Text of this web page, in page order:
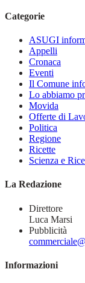
Categorie
ASUGI
Appelli
Cronaca
Eventi
Il Comune
Lo abbiamo
Movida
Offerte di
Politica
Regione
Ricette
Scienza e
La Redazione
Direttore
Luca Marsi
Pubblicità
Informazioni